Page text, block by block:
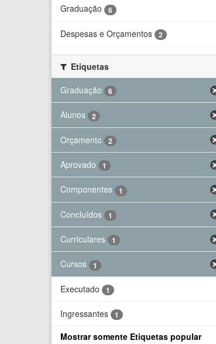
Graduação
6
Despesas e Orçamentos 2
Etiquetas
Graduação
6
Alunos 2
Orçamento 2
Aprovado 1
Componentes 1
Concluídos 1
Curriculares 1
Cursos 1
Executado 1
Ingressantes 1
Mostrar somente Etiquetas popular